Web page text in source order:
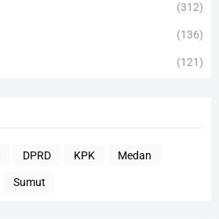
(312)
(136)
(121)
DPRD KPK Medan
Sumut